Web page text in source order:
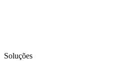
Soluções